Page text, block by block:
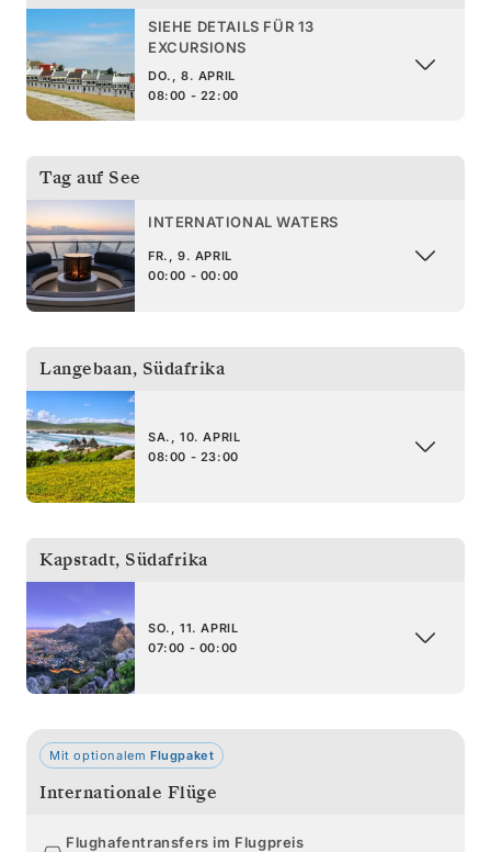
SIEHE DETAILS FÜR 13
EXCURSIONS
DO., 8. APRIL
08:00 - 22:00
Tag auf See
INTERNATIONAL WATERS
FR., 9. APRIL
00:00 - 00:00
Langebaan, Südafrika
SA., 10. APRIL
08:00 - 23:00
Kapstadt, Südafrika
SO., 11. APRIL
07:00 - 00:00
Mit optionalem Flugpaket
Internationale Flüge
Flughafentransfers im Flugpreis